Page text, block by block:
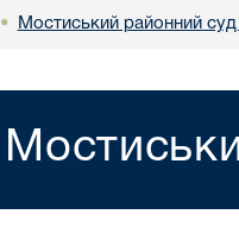
• Мостиський районний суд